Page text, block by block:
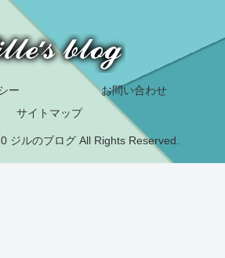
ー
お問い合わせ
サイトマップ
ジルのブログ All Rights Reserved.